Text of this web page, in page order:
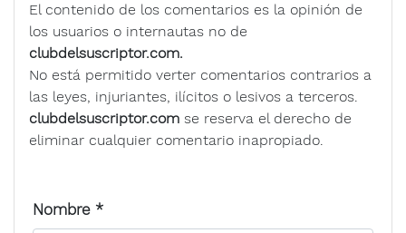
El contenido de los comentarios es la opinión de
los usuarios o internautas no de
clubdelsuscriptor.com.
No está permitido verter comentarios contrarios a
las leyes, injuriantes, ilícitos o lesivos a terceros.
clubdelsuscriptor.com se reserva el derecho de
eliminar cualquier comentario inapropiado.
Nombre *